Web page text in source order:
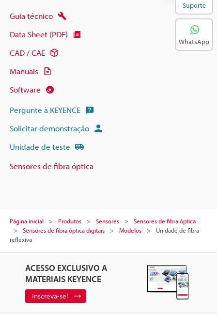
Guia técnico
Data Sheet (PDF)
CAD / CAE
Manuais
Software
Pergunte à KEYENCE
Solicitar demonstração
Unidade de teste
Sensores de fibra óptica
Página inicial Produtos Sensores
Sensores de fibra óptica
Sensores de fibra óptica digitais
Modelos
Unidade de fibra
reflexiva
ACESSO EXCLUSIVO A
MATERIAIS KEYENCE
Inscreva-se!
Suporte
WhatsApp